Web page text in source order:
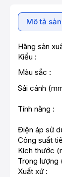
Mô tả
Hãng sản
Kiểu :
Màu sắc :
Sải cánh
Tính năng :
Điện áp sử
Công suất
Kích thước
Trọng lượng
Xuất xứ :